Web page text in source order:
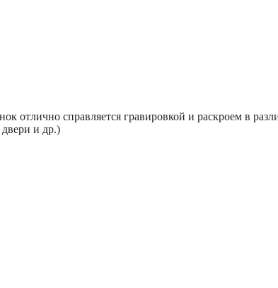
отлично справляется гравировкой и раскроем в
и др.)